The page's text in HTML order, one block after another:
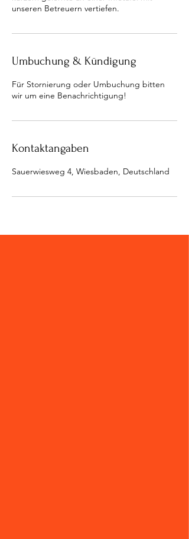
unseren Betreuern vertiefen.
Umbuchung & Kündigung
Für Stornierung oder Umbuchung bitten
wir um eine Benachrichtigung!
Kontaktangaben
Sauerwiesweg 4, Wiesbaden, Deutschland